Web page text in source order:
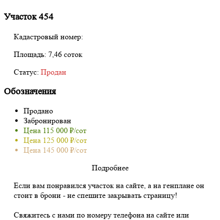
Участок 454
Кадастровый номер:
Площадь: 7,46 соток
Статус: Продан
Обозначения
Продано
Забронирован
Цена 115 000 ₽/сот
Цена 125 000 ₽/сот
Цена 145 000 ₽/сот
Подробнее
Если вам понравился участок на сайте, а на генплане он
стоит в брони - не спешите закрывать страницу!
Свяжитесь с нами по номеру телефона на сайте или